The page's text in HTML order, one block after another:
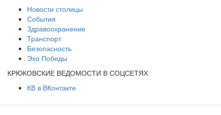
Новости столицы
События
Здравоохранение
Транспорт
Безопасность
Эхо Победы
КРЮКОВСКИЕ ВЕДОМОСТИ В СОЦСЕТЯХ
КВ в ВКонтакте